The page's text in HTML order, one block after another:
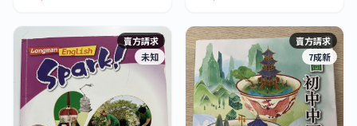
賣方請求
未知
賣方請求
7成新